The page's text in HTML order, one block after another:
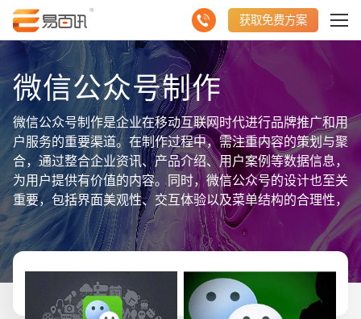
获取免费方案
微信公众号制作
微信公众号制作是企业在移动互联网时代进行品牌推广和用
户服务的重要渠道。在制作过程中，需注重内容的策划与聚
合，通过整合企业资讯、产品介绍、用户案例等数据信息，
为用户提供有价值的内容。同时，微信公众号的设计也至关
重要，包括界面美观性、交互体验以及菜单结构的合理性，
这些都直接影响到用户的阅读体验和使用便捷性。另外，为
了实现更好的用户互动，微信公众号还应集成多样化的功
能，如自动回复、自定义菜单、微信支付等，以满足用户的
不同需求。综上所述，微信公众号制作是一个综合性的项
目，旨在通过优化内容策划与设计，打造一个既展示企业形
象又提供便捷服务的移动平台，从而助力企业在移动互联网